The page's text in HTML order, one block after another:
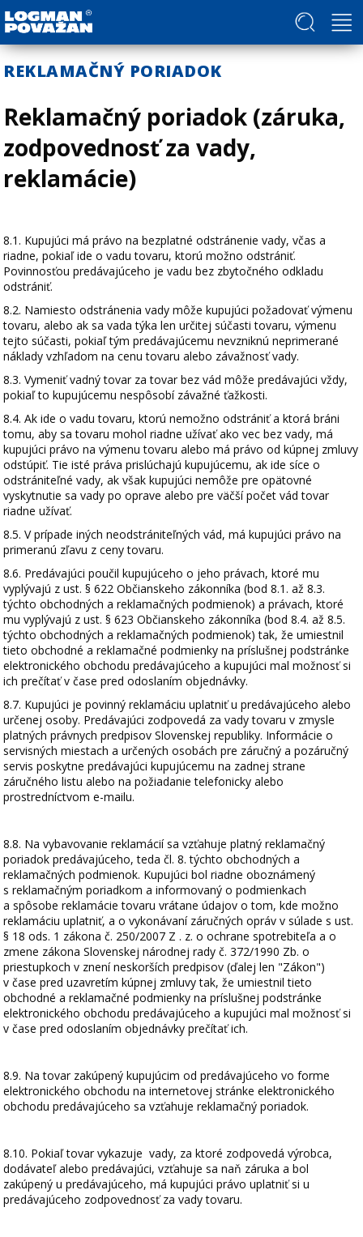
REKLAMAČNÝ PORIADOK
Reklamačný poriadok (záruka,
zodpovednosť za vady,
reklamácie)
8.1. Kupujúci má právo na bezplatné odstránenie vady, včas a
riadne, pokiaľ ide o vadu tovaru, ktorú možno odstrániť.
Povinnosťou predávajúceho je vadu bez zbytočného odkladu
odstrániť.
8.2. Namiesto odstránenia vady môže kupujúci požadovať výmenu
tovaru, alebo ak sa vada týka len určitej súčasti tovaru, výmenu
tejto súčasti, pokiaľ tým predávajúcemu nevzniknú neprimerané
náklady vzhľadom na cenu tovaru alebo závažnosť vady.
8.3. Vymeniť vadný tovar za tovar bez vád môže predávajúci vždy,
pokiaľ to kupujúcemu nespôsobí závažné ťažkosti.
8.4. Ak ide o vadu tovaru, ktorú nemožno odstrániť a ktorá bráni
tomu, aby sa tovaru mohol riadne užívať ako vec bez vady, má
kupujúci právo na výmenu tovaru alebo má právo od kúpnej zmluvy
odstúpiť. Tie isté práva prislúchajú kupujúcemu, ak ide síce o
odstrániteľné vady, ak však kupujúci nemôže pre opätovné
vyskytnutie sa vady po oprave alebo pre väčší počet vád tovar
riadne užívať.
8.5. V prípade iných neodstrániteľných vád, má kupujúci právo na
primeranú zľavu z ceny tovaru.
8.6. Predávajúci poučil kupujúceho o jeho právach, ktoré mu
vyplývajú z ust. § 622 Občianskeho zákonníka (bod 8.1. až 8.3.
týchto obchodných a reklamačných podmienok) a právach, ktoré
mu vyplývajú z ust. § 623 Občianskeho zákonníka (bod 8.4. až 8.5.
týchto obchodných a reklamačných podmienok) tak, že umiestnil
tieto obchodné a reklamačné podmienky na príslušnej podstránke
elektronického obchodu predávajúceho a kupujúci mal možnosť si
ich prečítať v čase pred odoslaním objednávky.
8.7. Kupujúci je povinný reklamáciu uplatniť u predávajúceho alebo
určenej osoby. Predávajúci zodpovedá za vady tovaru v zmysle
platných právnych predpisov Slovenskej republiky. Informácie o
servisných miestach a určených osobách pre záručný a pozáručný
servis poskytne predávajúci kupujúcemu na zadnej strane
záručného listu alebo na požiadanie telefonicky alebo
prostredníctvom e-mailu.
8.8. Na vybavovanie reklamácií sa vzťahuje platný reklamačný
poriadok predávajúceho, teda čl. 8. týchto obchodných a
reklamačných podmienok. Kupujúci bol riadne oboznámený
s reklamačným poriadkom a informovaný o podmienkach
a spôsobe reklamácie tovaru vrátane údajov o tom, kde možno
reklamáciu uplatniť, a o vykonávaní záručných opráv v súlade s ust.
§ 18 ods. 1 zákona č. 250/2007 Z . z. o ochrane spotrebiteľa a o
zmene zákona Slovenskej národnej rady č. 372/1990 Zb. o
priestupkoch v znení neskorších predpisov (ďalej len "Zákon")
v čase pred uzavretím kúpnej zmluvy tak, že umiestnil tieto
obchodné a reklamačné podmienky na príslušnej podstránke
elektronického obchodu predávajúceho a kupujúci mal možnosť si
v čase pred odoslaním objednávky prečítať ich.
8.9. Na tovar zakúpený kupujúcim od predávajúceho vo forme
elektronického obchodu na internetovej stránke elektronického
obchodu predávajúceho sa vzťahuje reklamačný poriadok.
8.10. Pokiaľ tovar vykazuje vady, za ktoré zodpovedá výrobca,
dodávateľ alebo predávajúci, vzťahuje sa naň záruka a bol
zakúpený u predávajúceho, má kupujúci právo uplatniť si u
predávajúceho zodpovednosť za vady tovaru.